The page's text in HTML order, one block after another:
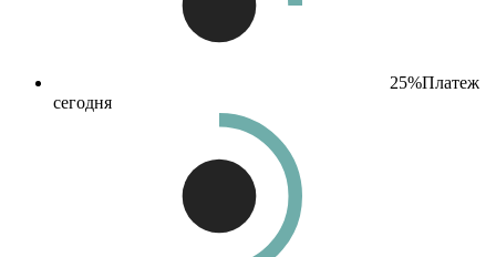
25%Платеж
сегодня